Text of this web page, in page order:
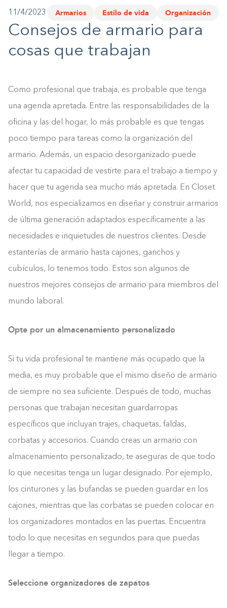
11/4/2023 Armarios Estilo de vida Organización
Consejos de armario para
cosas que trabajan
Como profesional que trabaja, es probable que tenga
una agenda apretada. Entre las responsabilidades de la
oficina y las del hogar, lo más probable es que tengas
poco tiempo para tareas como la organización del
armario. Además, un espacio desorganizado puede
afectar tu capacidad de vestirte para el trabajo a tiempo y
hacer que tu agenda sea mucho más apretada. En Closet
World, nos especializamos en diseñar y construir armarios
de última generación adaptados específicamente a las
necesidades e inquietudes de nuestros clientes. Desde
estanterías de armario hasta cajones, ganchos y
cubículos, lo tenemos todo. Estos son algunos de
nuestros mejores consejos de armario para miembros del
mundo laboral.
Opte por un almacenamiento personalizado
Si tu vida profesional te mantiene más ocupado que la
media, es muy probable que el mismo diseño de armario
de siempre no sea suficiente. Después de todo, muchas
personas que trabajan necesitan guardarropas
específicos que incluyan trajes, chaquetas, faldas,
corbatas y accesorios. Cuando creas un armario con
almacenamiento personalizado, te aseguras de que todo
lo que necesitas tenga un lugar designado. Por ejemplo,
los cinturones y las bufandas se pueden guardar en los
cajones, mientras que las corbatas se pueden colocar en
los organizadores montados en las puertas. Encuentra
todo lo que necesitas en segundos para que puedas
llegar a tiempo.
Seleccione organizadores de zapatos